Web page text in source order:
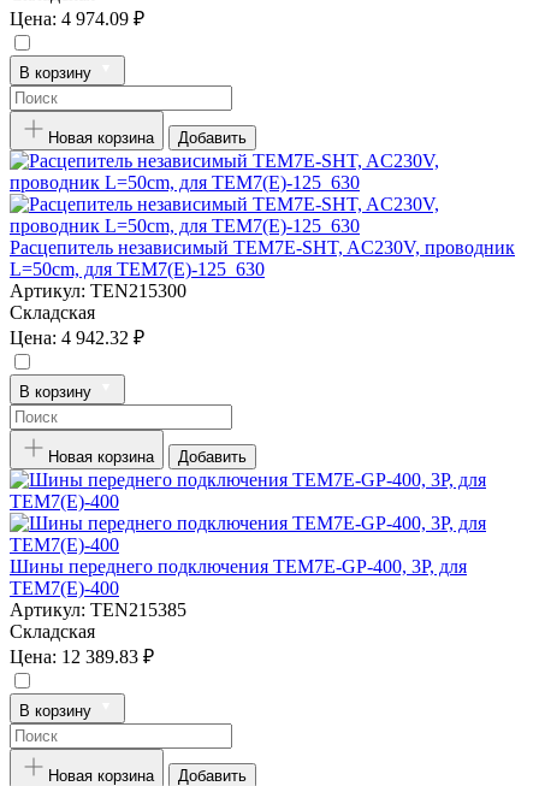
Цена: 4 974.09 ₽
В корзину
Новая корзина Добавить
Расцепитель независимый TEM7E-SHT, AC230V, проводник
L=50cm, для TEM7(E)-125_630
Артикул: TEN215300
Складская
Цена: 4 942.32 ₽
В корзину
Новая корзина Добавить
Шины переднего подключения TEM7E-GP-400, 3P, для
TEM7(E)-400
Артикул: TEN215385
Складская
Цена: 12 389.83 ₽
В корзину
Новая корзина Добавить